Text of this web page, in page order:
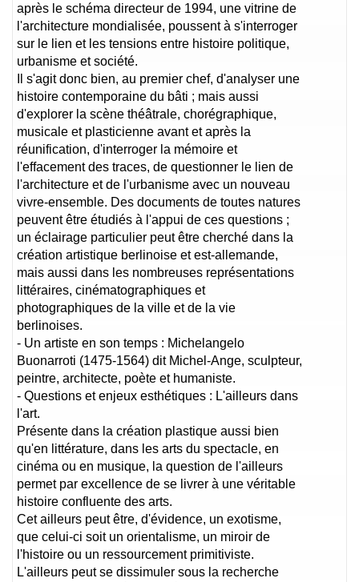
après le schéma directeur de 1994, une vitrine de
l'architecture mondialisée, poussent à s'interroger
sur le lien et les tensions entre histoire politique,
urbanisme et société.
Il s'agit donc bien, au premier chef, d'analyser une
histoire contemporaine du bâti ; mais aussi
d'explorer la scène théâtrale, chorégraphique,
musicale et plasticienne avant et après la
réunification, d'interroger la mémoire et
l'effacement des traces, de questionner le lien de
l'architecture et de l'urbanisme avec un nouveau
vivre-ensemble. Des documents de toutes natures
peuvent être étudiés à l'appui de ces questions ;
un éclairage particulier peut être cherché dans la
création artistique berlinoise et est-allemande,
mais aussi dans les nombreuses représentations
littéraires, cinématographiques et
photographiques de la ville et de la vie
berlinoises.
- Un artiste en son temps : Michelangelo
Buonarroti (1475-1564) dit Michel-Ange, sculpteur,
peintre, architecte, poète et humaniste.
- Questions et enjeux esthétiques : L'ailleurs dans
l'art.
Présente dans la création plastique aussi bien
qu'en littérature, dans les arts du spectacle, en
cinéma ou en musique, la question de l'ailleurs
permet par excellence de se livrer à une véritable
histoire confluente des arts.
Cet ailleurs peut être, d'évidence, un exotisme,
que celui-ci soit un orientalisme, un miroir de
l'histoire ou un ressourcement primitiviste.
L'ailleurs peut se dissimuler sous la recherche